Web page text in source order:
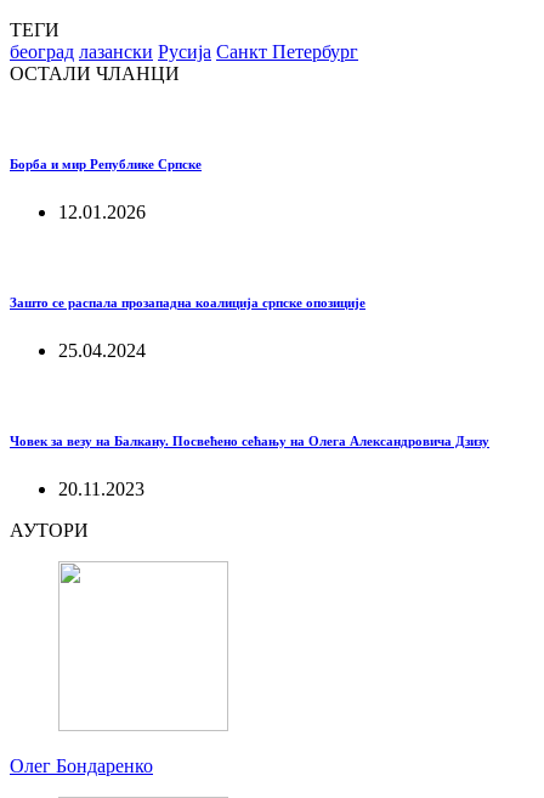
ТЕГИ
београд лазански Русија Санкт Петербург
ОСТАЛИ ЧЛАНЦИ
Борба и мир Републике Српске
12.01.2026
Зашто се распала прозападна коалиција српске опозиције
25.04.2024
Човек за везу на Балкану. Посвећено сећању на Олега Александровича Дзизу
20.11.2023
АУТОРИ
Олег Бондаренко